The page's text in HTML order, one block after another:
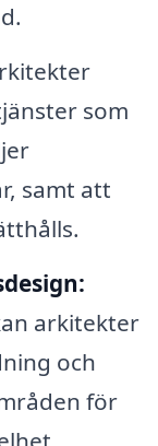
som
samt att
arkitekter
och
för